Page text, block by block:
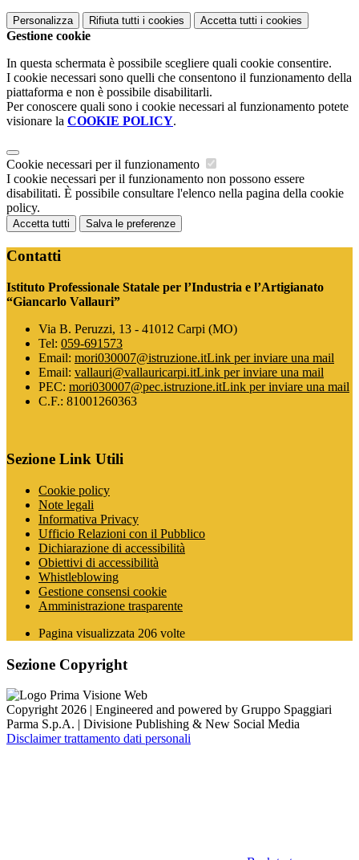
Personalizza Rifiuta tutti i cookies Accetta tutti i cookies
Gestione cookie
In questa schermata è possibile scegliere quali cookie consentire.
I cookie necessari sono quelli che consentono il funzionamento della
piattaforma e non è possibile disabilitarli.
Per conoscere quali sono i cookie necessari al funzionamento potete
visionare la COOKIE POLICY.
Cookie necessari per il funzionamento
I cookie necessari per il funzionamento non possono essere
disabilitati. È possibile consultare l'elenco nella pagina della cookie
policy.
Accetta tutti Salva le preferenze
Contatti
Istituto Professionale Statale per l’Industria e l’Artigianato
“Giancarlo Vallauri”
Via B. Peruzzi, 13 - 41012 Carpi (MO)
Tel: 059-691573
Email: mori030007@istruzione.itLink per inviare una mail
Email: vallauri@vallauricarpi.itLink per inviare una mail
PEC: mori030007@pec.istruzione.itLink per inviare una mail
C.F.: 81001260363
Sezione Link Utili
Cookie policy
Note legali
Informativa Privacy
Ufficio Relazioni con il Pubblico
Dichiarazione di accessibilità
Obiettivi di accessibilità
Whistleblowing
Gestione consensi cookie
Amministrazione trasparente
Pagina visualizzata 206 volte
Sezione Copyright
Copyright 2026 | Engineered and powered by Gruppo Spaggiari
Parma S.p.A. | Divisione Publishing & New Social Media
Disclaimer trattamento dati personali